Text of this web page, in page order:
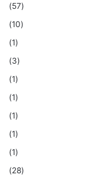
(57)
(10)
(1)
(3)
(1)
(1)
(1)
(1)
(1)
(28)